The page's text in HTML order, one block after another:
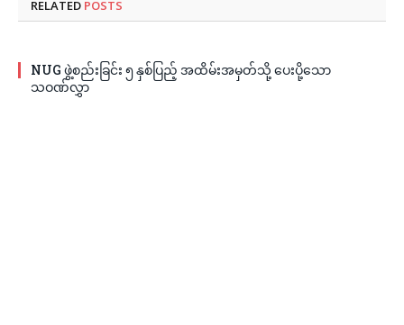
RELATED POSTS
NUG ဖွဲ့စည်းခြင်း ၅ နှစ်ပြည့် အထိမ်းအမှတ်သို့ ပေးပို့သော
သဝဏ်လွှာ